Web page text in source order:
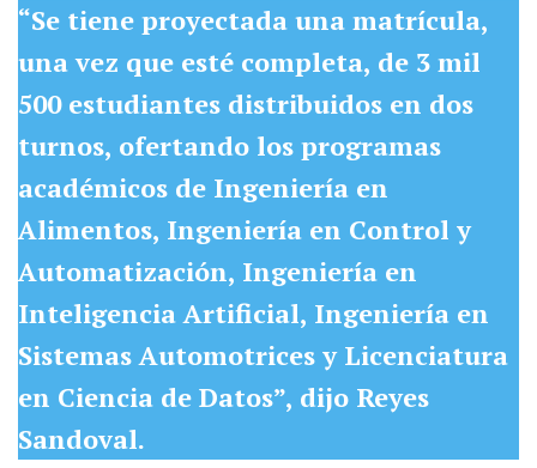
“Se tiene proyectada una matrícula,
una vez que esté completa, de 3 mil
500 estudiantes distribuidos en dos
turnos, ofertando los programas
académicos de Ingeniería en
Alimentos, Ingeniería en Control y
Automatización, Ingeniería en
Inteligencia Artificial, Ingeniería en
Sistemas Automotrices y Licenciatura
en Ciencia de Datos”, dijo Reyes
Sandoval.